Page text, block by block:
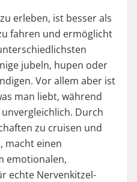
erleben, ist besser als
fahren und ermöglicht
jubeln, hupen oder
Vor allem aber ist
man liebt, während
Durch
zu cruisen und
macht einen
emotionalen,
echte Nervenkitzel-